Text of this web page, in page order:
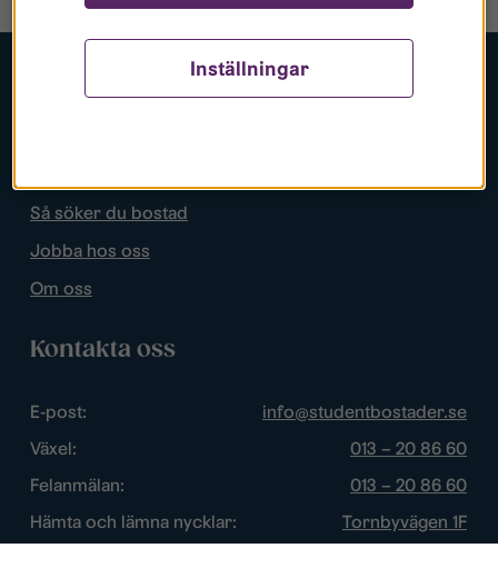
Populära sidor
Så söker du bostad
Jobba hos oss
Om oss
Kontakta oss
E-post:
info@studentbostader.se
Växel:
013 – 20 86 60
Felanmälan:
013 – 20 86 60
Hämta och lämna nycklar:
Tornbyvägen 1F
Inställningar